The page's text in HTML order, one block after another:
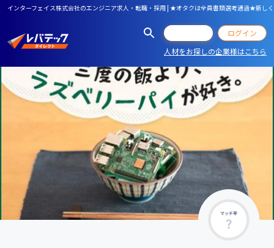
インターフェイス株式会社のエンジニア求人・転職・採用 | ★オタクは全員書類選考通過★新し
ログイン
人材をお探しの企業様はこちら
マッチ率